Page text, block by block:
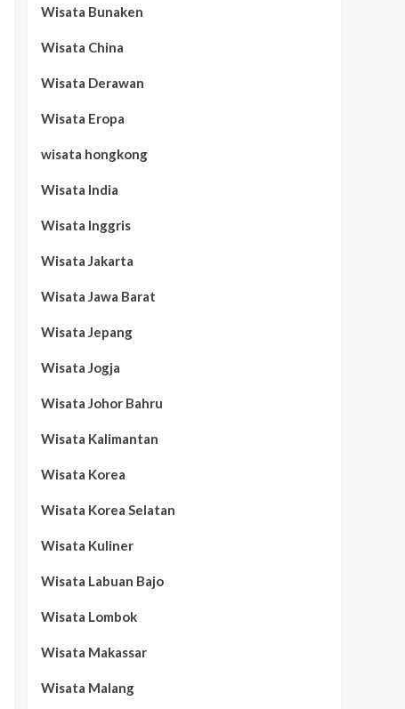
Wisata Bunaken
Wisata China
Wisata Derawan
Wisata Eropa
wisata hongkong
Wisata India
Wisata Inggris
Wisata Jakarta
Wisata Jawa Barat
Wisata Jepang
Wisata Jogja
Wisata Johor Bahru
Wisata Kalimantan
Wisata Korea
Wisata Korea Selatan
Wisata Kuliner
Wisata Labuan Bajo
Wisata Lombok
Wisata Makassar
Wisata Malang